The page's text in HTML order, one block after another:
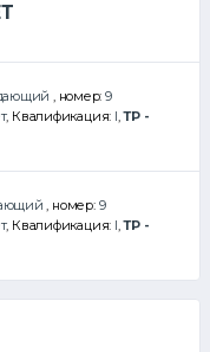
, номер:9
, Квалификация: I,ТР -
, номер: 9
, Квалификация: I,ТР -